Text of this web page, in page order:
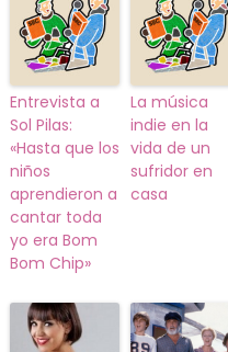
Entrevista a
Sol Pilas:
«Hasta que los
niños
aprendieron a
cantar toda
yo era Bom
Bom Chip»
La música
indie en la
vida de un
sufridor en
casa